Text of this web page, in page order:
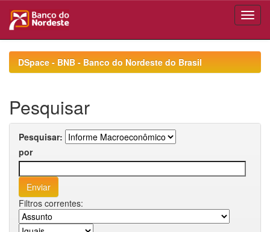
navigationDSpace - BNB - Banco do Nordeste do Brasil
Pesquisar
Pesquisar:
por
Filtros correntes: